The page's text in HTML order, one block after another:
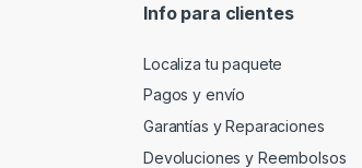
Info para clientes
Localiza tu paquete
Pagos y envío
Garantías y Reparaciones
Devoluciones y Reembolsos